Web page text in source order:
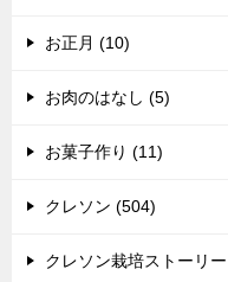
お正月 (10)
お肉のはなし (5)
お菓子作り (11)
クレソン (504)
クレソン栽培ストーリ